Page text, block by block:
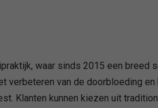
waar sinds 2015 een breed
van de doorbloeding
Klanten kunnen kiezen uit